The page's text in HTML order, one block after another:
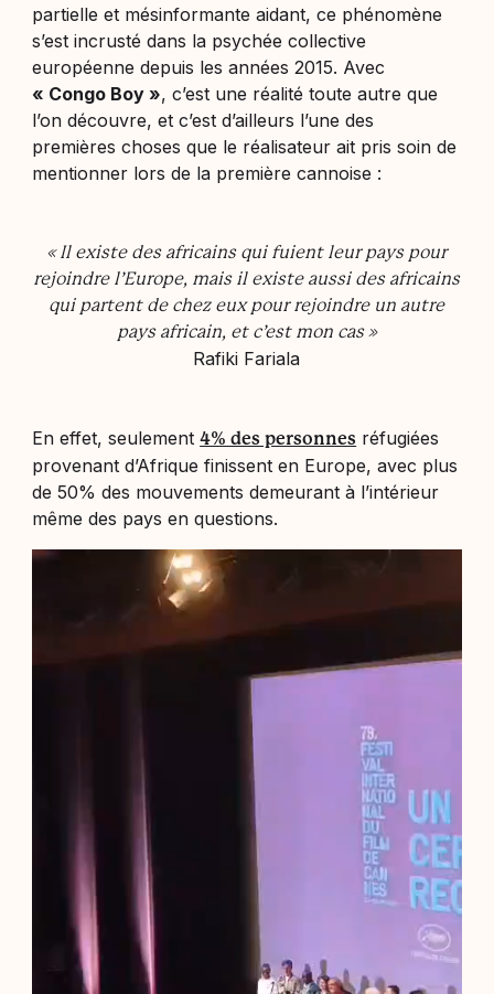
partielle et mésinformante aidant, ce phénomène
s’est incrusté dans la psychée collective
européenne depuis les années 2015. Avec
« Congo Boy », c’est une réalité toute autre que
l’on découvre, et c’est d’ailleurs l’une des
premières choses que le réalisateur ait pris soin de
mentionner lors de la première cannoise :
« Il existe des africains qui fuient leur pays pour
rejoindre l’Europe, mais il existe aussi des africains
qui partent de chez eux pour rejoindre un autre
pays africain, et c’est mon cas »
Rafiki Fariala
En effet, seulement4% des personnes réfugiées
provenant d’Afrique finissent en Europe, avec plus
de 50% des mouvements demeurant à l’intérieur
même des pays en questions.